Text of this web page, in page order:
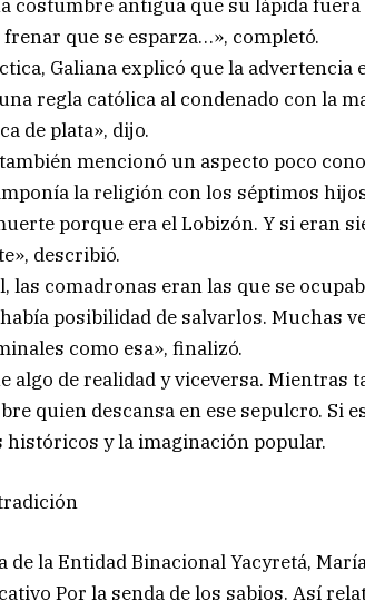
costumbre antigua que su lápida
frenar que se esparza…», completó.
Galiana explicó que la
regla católica al condenado con la
de plata», dijo.
mencionó un aspecto poco
la religión con los séptimos
porque era el Lobizón. Y si eran
describió.
las comadronas eran las que se
posibilidad de salvarlos. Muchas
como esa», finalizó.
algo de realidad y viceversa. Mientras
quien descansa en ese sepulcro. Si
históricos y la imaginación popular.
de la Entidad Binacional Yacyretá,
Por la senda de los sabios. Así